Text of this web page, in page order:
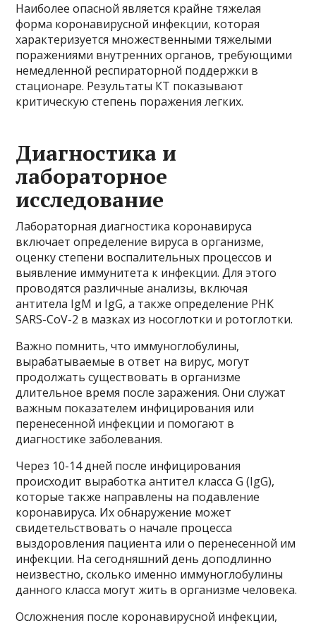
Наиболее опасной является крайне тяжелая
форма коронавирусной инфекции, которая
характеризуется множественными тяжелыми
поражениями внутренних органов, требующими
немедленной респираторной поддержки в
стационаре. Результаты КТ показывают
критическую степень поражения легких.
Диагностика и
лабораторное
исследование
Лабораторная диагностика коронавируса
включает определение вируса в организме,
оценку степени воспалительных процессов и
выявление иммунитета к инфекции. Для этого
проводятся различные анализы, включая
антитела IgM и IgG, а также определение РНК
SARS-CoV-2 в мазках из носоглотки и ротоглотки.
Важно помнить, что иммуноглобулины,
вырабатываемые в ответ на вирус, могут
продолжать существовать в организме
длительное время после заражения. Они служат
важным показателем инфицирования или
перенесенной инфекции и помогают в
диагностике заболевания.
Через 10-14 дней после инфицирования
происходит выработка антител класса G (IgG),
которые также направлены на подавление
коронавируса. Их обнаружение может
свидетельствовать о начале процесса
выздоровления пациента или о перенесенной им
инфекции. На сегодняшний день доподлинно
неизвестно, сколько именно иммуноглобулины
данного класса могут жить в организме человека.
Осложнения после коронавирусной инфекции,